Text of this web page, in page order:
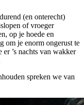
(en onterecht)
of vroeger
op je hoede en
om je enorm ongerust te
’s nachts van wakker
spreken we van